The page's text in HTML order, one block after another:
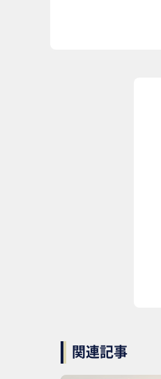
関連記事